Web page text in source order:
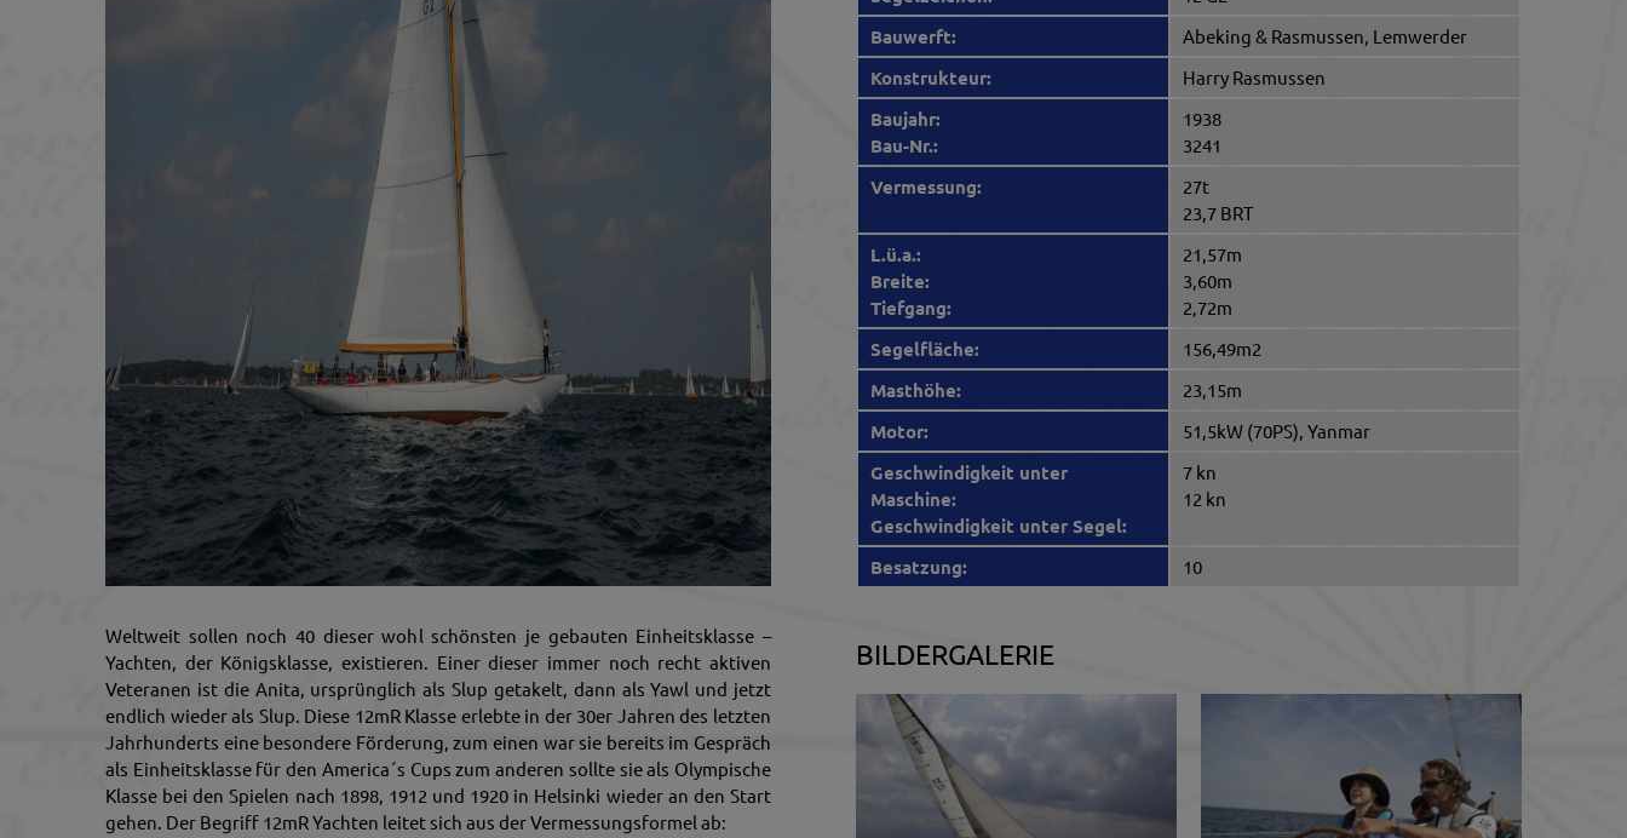
Weltweit sollen noch 40 dieser wohl schönsten je gebauten Einheitsklasse –
Yachten, der Königsklasse, existieren. Einer dieser immer noch recht aktiven
Veteranen ist die Anita, ursprünglich als Slup getakelt, dann als Yawl und jetzt
endlich wieder als Slup. Diese 12mR Klasse erlebte in der 30er Jahren des letzten
Jahrhunderts eine besondere Förderung, zum einen war sie bereits im Gespräch
als Einheitsklasse für den America´s Cups zum anderen sollte sie als Olympische
Klasse bei den Spielen nach 1898, 1912 und 1920 in Helsinki wieder an den Start
gehen. Der Begriff 12mR Yachten leitet sich aus der Vermessungsformel ab:
Bauwerft: Abeking & Rasmussen, Lemwerder
Konstrukteur: Harry Rasmussen
Baujahr:
Bau-Nr.:
1938
3241
Vermessung:
27t
23,7 BRT
L.ü.a.:
Breite:
Tiefgang:
21,57m
3,60m
2,72m
Segelfläche: 156,49m2
Masthöhe: 23,15m
Motor: 51,5kW (70PS), Yanmar
Geschwindigkeit unter
Maschine:
Geschwindigkeit unter Segel:
7 kn
12 kn
Besatzung: 10
BILDERGALERIE